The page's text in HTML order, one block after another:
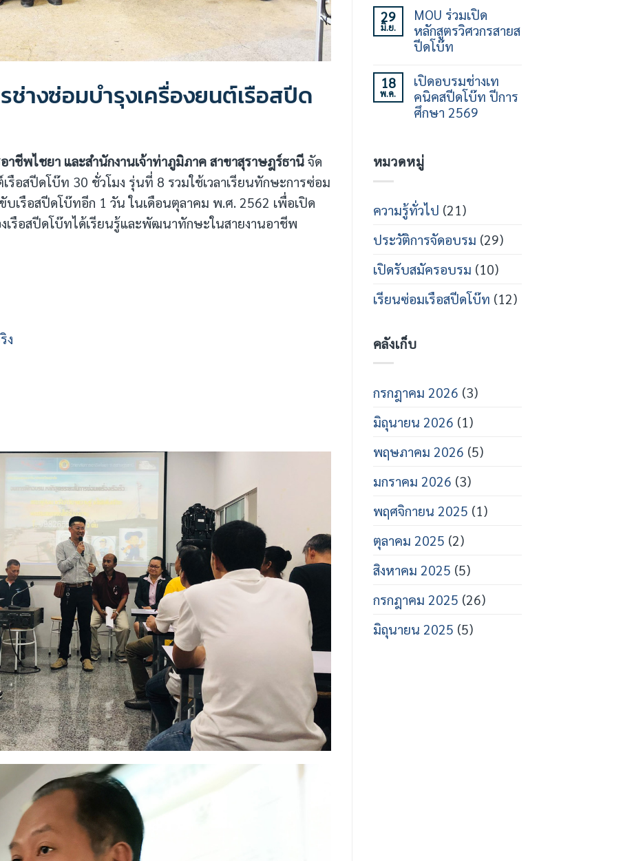
างซ่อมบำรุงเครื่องยนต์เรือสปีด
ชีพไชยา และสำนักงานเจ้าท่าภูมิภาค สาขาสุราษฎร์ธานีจัด
รือสปีดโบ๊ท 30 ชั่วโมง รุ่นที่ 8 รวมใช้เวลาเรียนทักษะการซ่อม
เรือสปีดโบ๊ทอีก 1 วัน ในเดือนตุลาคม พ.ศ. 2562 เพื่อเปิด
เรือสปีดโบ๊ทได้เรียนรู้และพัฒนาทักษะในสายงานอาชีพ
ง
ที่
21
เฉพาะ
ทาง
ใน
วงการ
เร็ว
เห็น
บน
พิธี
ร่วม
นาม
หลักสูตร
วิศวกรรม
สาย
เรือ
29
มิ.ย.
MOU ร่วมเปิด
หลักสูตรวิศวกรสายส
ปีดโบ๊ท
ความ
เห็น
บน
MOU
ร่วม
กร
สาย
โบ๊ท
18
พ.ค.
เปิดอบรมช่างเท
คนิคสปีดโบ๊ท ปีการ
ศึกษา 2569
บน
เปิด
เท
คนิคส
โบ๊ท
ปี
ศึกษา
หมวดหมู่
ความรู้ทั่วไป (21)
ประวัติการจัดอบรม (29)
เปิดรับสมัครอบรม (10)
เรียนซ่อมเรือสปีดโบ๊ท (12)
คลังเก็บ
กรกฎาคม 2026 (3)
มิถุนายน 2026 (1)
พฤษภาคม 2026 (5)
มกราคม 2026 (3)
พฤศจิกายน 2025 (1)
ตุลาคม 2025 (2)
สิงหาคม 2025 (5)
กรกฎาคม 2025 (26)
มิถุนายน 2025 (5)